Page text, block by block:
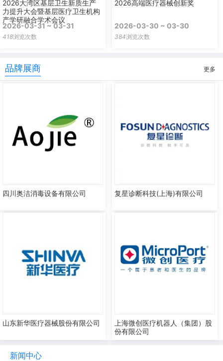
2026大湾区基层卫生新质生产
力提升大会暨基层医疗卫生机构
产学研融合学术会议
2026-03-31 ~ 03-31
418浏览次数
2026高端医疗器械创新奖
2026-03-30 ~ 03-30
384浏览次数
品牌展商 更多
四川奥洁消毒设备有限公司 复星诊断科技(上海)有限公司
山东新华医疗器械股份有限公司
上海微创医疗机器人（集团）股
份有限公司
新闻中心